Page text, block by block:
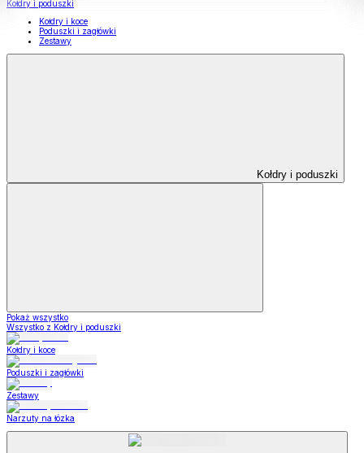
Kołdry i poduszki
Kołdry i koce
Poduszki i zagłówki
Zestawy
Kołdry i poduszki
Pokaż wszystko
Wszystko z Kołdry i poduszki
Kołdry i koce
Poduszki i zagłówki
Zestawy
Narzuty na łózka